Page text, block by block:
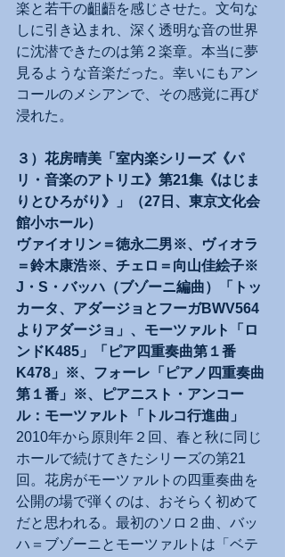
楽と若干の齟齬を感じさせた。文句な
しに引き込まれ、深く透明な音の世界
に沈潜できたのは第２楽章。本当に夢
見るような音楽だった。幸いにもアン
コールのメシアンで、その感覚に再び
浸れた。
３）花房晴美「室内楽シリーズ《パ
リ・音楽のアトリエ》第21集《はじま
りとひろがり》」（27日、東京文化会
館小ホール）
ヴァイオリン＝徳永二男※、ヴィオラ
＝鈴木康浩※、チェロ＝向山佳絵子※
J・S・バッハ（ブゾーニ編曲）「トッ
カータ、アダージョとフーガBWV564
よりアダージョ」、モーツァルト「ロ
ンドK485」「ピア四重奏曲第１番
K478」※、フォーレ「ピアノ四重奏曲
第１番」※、ピアニスト・アンコー
ル：モーツァルト「トルコ行進曲」
2010年から原則年２回、春と秋に同じ
ホールで続けてきたシリーズの第21
回。花房がモーツァルトの四重奏曲を
公開の場で弾くのは、おそらく初めて
だと思われる。最初のソロ２曲、バッ
ハ＝ブゾーニとモーツァルトは「ベテ